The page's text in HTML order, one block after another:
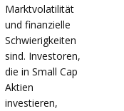
Marktvolatilität
und finanzielle
Schwierigkeiten
sind. Investoren,
die in Small Cap
Aktien
investieren,